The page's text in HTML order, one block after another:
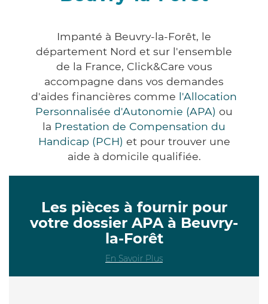
Impanté à Beuvry-la-Forêt, le
département Nord et sur l'ensemble
de la France, Click&Care vous
accompagne dans vos demandes
d'aides financières comme l'Allocation
Personnalisée d'Autonomie (APA) ou
la Prestation de Compensation du
Handicap (PCH) et pour trouver une
aide à domicile qualifiée.
Les pièces à fournir pour
votre dossier APA à Beuvry-
la-Forêt
En Savoir Plus